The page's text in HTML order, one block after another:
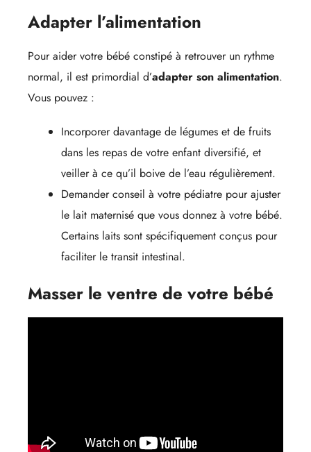
Adapter l’alimentation
Pour aider votre bébé constipé à retrouver un rythme
normal, il est primordial d’adapter son alimentation.
Vous pouvez :
Incorporer davantage de légumes et de fruits
dans les repas de votre enfant diversifié, et
veiller à ce qu’il boive de l’eau régulièrement.
Demander conseil à votre pédiatre pour ajuster
le lait maternisé que vous donnez à votre bébé.
Certains laits sont spécifiquement conçus pour
faciliter le transit intestinal.
Masser le ventre de votre bébé